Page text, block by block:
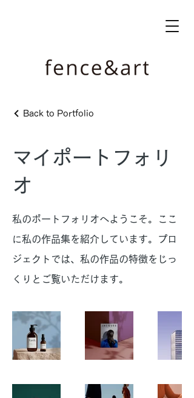
Back to Portfolio
マイポートフォリ
オ
私のポートフォリオへようこそ。ここ
に私の作品集を紹介しています。プロ
ジェクトでは、私の作品の特徴をじっ
くりとご覧いただけます。